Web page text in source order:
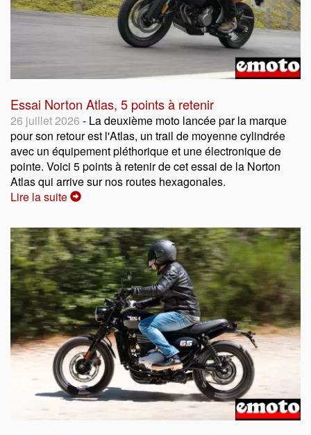
Essai Norton Atlas, 5 points à retenir
26 juillet 2026 - La deuxième moto lancée par la marque
pour son retour est l'Atlas, un trail de moyenne cylindrée
avec un équipement pléthorique et une électronique de
pointe. Voici 5 points à retenir de cet essai de la Norton
Atlas qui arrive sur nos routes hexagonales.
Lire la suite